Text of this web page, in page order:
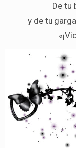
De tu
y de tu